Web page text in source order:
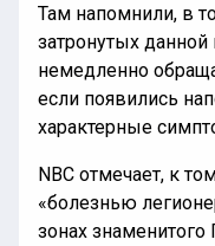
Там напомнили, в
затронутых
немедленно
если появились
характерные
NBC отмечает, к
«болезнью
зонах